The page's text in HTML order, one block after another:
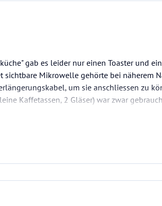
gab es leider nur einen Toaster und
sichtbare Mikrowelle gehörte bei näherem
um sie anschliessen zu
Kaffetassen, 2 Gläser) war zwar